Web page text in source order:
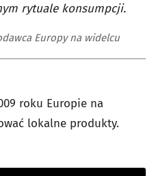
rytuale konsumpcji.
Europy na widelcu
roku Europie na
lokalne produkty.